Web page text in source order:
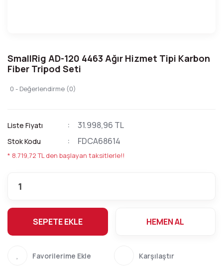
SmallRig AD-120 4463 Ağır Hizmet Tipi Karbon
Fiber Tripod Seti
0 - Değerlendirme (0)
Liste Fiyatı 31.998,96 TL
Stok Kodu FDCA68614
* 8.719,72 TL den başlayan taksitlerle!!
SEPETE EKLE HEMEN AL
Karşılaştır